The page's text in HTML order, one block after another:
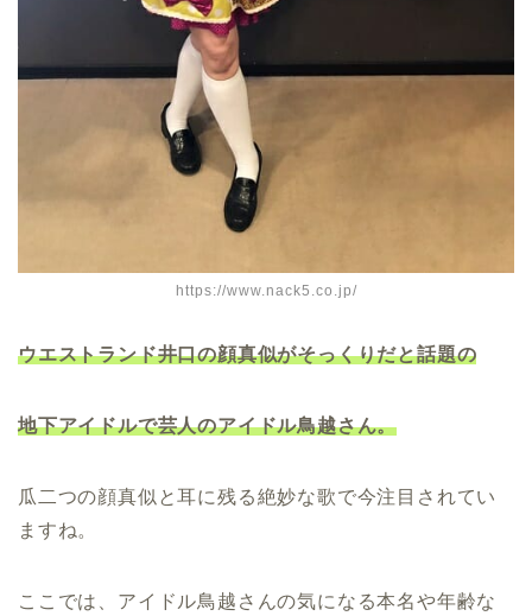
https://www.nack5.co.jp/
ウエストランド井口の顔真似がそっくりだと話題の
地下アイドルで芸人のアイドル鳥越さん。
瓜二つの顔真似と耳に残る絶妙な歌で今注目されてい
ますね。
ここでは、アイドル鳥越さんの気になる本名や年齢な